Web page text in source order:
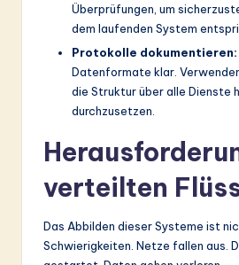
Überprüfungen, um
dem laufenden System
Protokolle dokumentieren:
Datenformate klar.
die Struktur über alle Dienste
durchzusetzen.
verteilten
Das Abbilden dieser Systeme ist
Schwierigkeiten. Netze fallen aus.